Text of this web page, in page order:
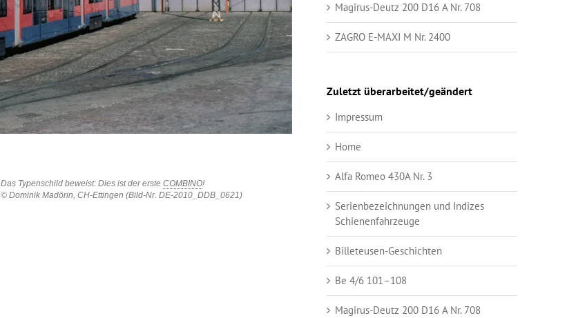
Das Typenschild beweist: Dies ist der erste COMBINO!
© Dominik Madörin, CH-Ettingen (Bild-Nr. DE-2010_DDB_0621)
Magirus-Deutz 200 D16 A Nr. 708
ZAGRO E-MAXI M Nr. 2400
Zuletzt überarbeitet/geändert
Impressum
Home
Alfa Romeo 430A Nr. 3
Serienbezeichnungen und Indizes
Schienenfahrzeuge
Billeteusen-Geschichten
Be 4/6 101–108
Magirus-Deutz 200 D16 A Nr. 708